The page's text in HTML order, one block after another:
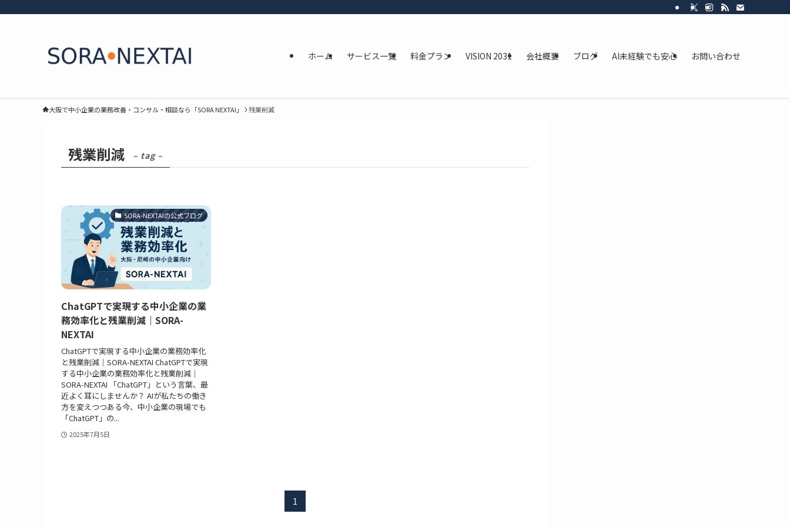
ホーム サービス一覧 料金プラン VISION 2031 会社概要 ブログ AI未経験でも安心 お問い合わせ
大阪で中小企業の業務改善・コンサル・相談なら「SORA NEXTAI」 残業削減
残業削減 – tag –
SORA-NEXTAIの公式ブログ
ChatGPTで実現する中小企業の業
務効率化と残業削減｜SORA-
NEXTAI
ChatGPTで実現する中小企業の業務効率化
と残業削減｜SORA-NEXTAI ChatGPTで実現
する中小企業の業務効率化と残業削減｜
SORA-NEXTAI 「ChatGPT」という言葉、最
近よく耳にしませんか？ AIが私たちの働き
方を変えつつある今、中小企業の現場でも
「ChatGPT」の...
2025年7月5日
1